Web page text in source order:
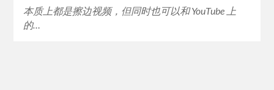
本质上都是擦边视频，但同时也可以和 YouTube 上
的…